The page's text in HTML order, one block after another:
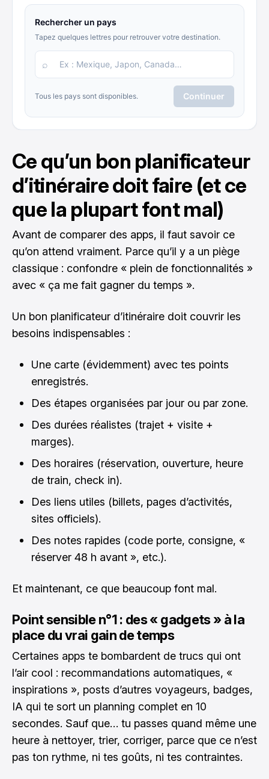
Ce qu’un bon planificateur
d’itinéraire doit faire (et ce
que la plupart font mal)
Avant de comparer des apps, il faut savoir ce
qu’on attend vraiment. Parce qu’il y a un piège
classique : confondre « plein de fonctionnalités »
avec « ça me fait gagner du temps ».
Un bon planificateur d’itinéraire doit couvrir les
besoins indispensables :
Une carte (évidemment) avec tes points
enregistrés.
Des étapes organisées par jour ou par zone.
Des durées réalistes (trajet + visite +
marges).
Des horaires (réservation, ouverture, heure
de train, check in).
Des liens utiles (billets, pages d’activités,
sites officiels).
Des notes rapides (code porte, consigne, «
réserver 48 h avant », etc.).
Et maintenant, ce que beaucoup font mal.
Point sensible n°1 : des « gadgets » à la
place du vrai gain de temps
Certaines apps te bombardent de trucs qui ont
l’air cool : recommandations automatiques, «
inspirations », posts d’autres voyageurs, badges,
IA qui te sort un planning complet en 10
secondes. Sauf que… tu passes quand même une
heure à nettoyer, trier, corriger, parce que ce n’est
pas ton rythme, ni tes goûts, ni tes contraintes.